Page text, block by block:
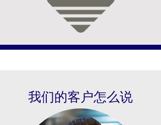
我们的客户怎么说